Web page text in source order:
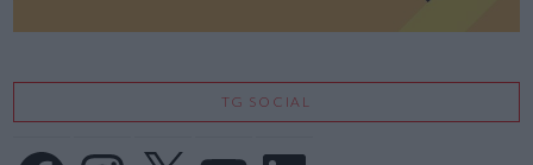
TG SOCIAL
FacebookInstagram
X LinkedIn